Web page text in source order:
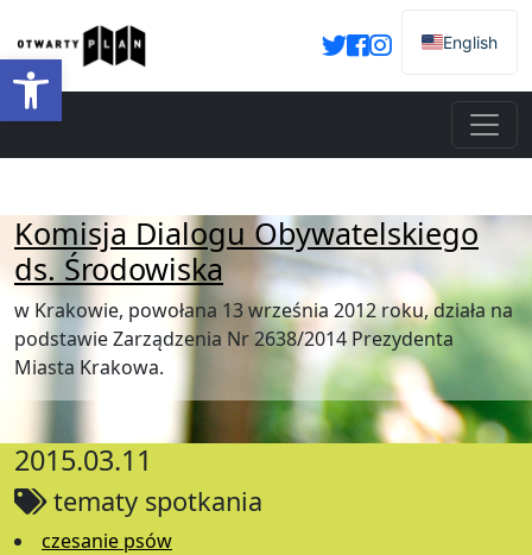
Otwórz pasek narzędzi
English
Komisja Dialogu Obywatelskiego
ds. Środowiska
w Krakowie, powołana 13 września 2012 roku, działa na
podstawie Zarządzenia Nr 2638/2014 Prezydenta
Miasta Krakowa.
2015.03.11
tematy spotkania
czesanie psów